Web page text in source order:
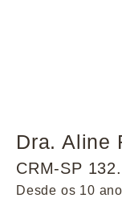
Dra. Aline
CRM-SP
Desde os 10